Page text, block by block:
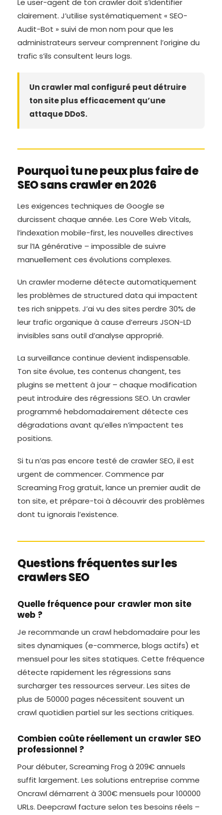
Le user-agent de ton crawler doit s’identifier
clairement. J’utilise systématiquement « SEO-
Audit-Bot » suivi de mon nom pour que les
administrateurs serveur comprennent l’origine du
trafic s’ils consultent leurs logs.
Un crawler mal configuré peut détruire
ton site plus efficacement qu’une
attaque DDoS.
Pourquoi tu ne peux plus faire de
SEO sans crawler en 2026
Les exigences techniques de Google se
durcissent chaque année. Les Core Web Vitals,
l’indexation mobile-first, les nouvelles directives
sur l’IA générative – impossible de suivre
manuellement ces évolutions complexes.
Un crawler moderne détecte automatiquement
les problèmes de structured data qui impactent
tes rich snippets. J’ai vu des sites perdre 30% de
leur trafic organique à cause d’erreurs JSON-LD
invisibles sans outil d’analyse approprié.
La surveillance continue devient indispensable.
Ton site évolue, tes contenus changent, tes
plugins se mettent à jour – chaque modification
peut introduire des régressions SEO. Un crawler
programmé hebdomadairement détecte ces
dégradations avant qu’elles n’impactent tes
positions.
Si tu n’as pas encore testé de crawler SEO, il est
urgent de commencer. Commence par
Screaming Frog gratuit, lance un premier audit de
ton site, et prépare-toi à découvrir des problèmes
dont tu ignorais l’existence.
Questions fréquentes sur les
crawlers SEO
Quelle fréquence pour crawler mon site
web ?
Je recommande un crawl hebdomadaire pour les
sites dynamiques (e-commerce, blogs actifs) et
mensuel pour les sites statiques. Cette fréquence
détecte rapidement les régressions sans
surcharger tes ressources serveur. Les sites de
plus de 50000 pages nécessitent souvent un
crawl quotidien partiel sur les sections critiques.
Combien coûte réellement un crawler SEO
professionnel ?
Pour débuter, Screaming Frog à 209€ annuels
suffit largement. Les solutions entreprise comme
Oncrawl démarrent à 300€ mensuels pour 100000
URLs. Deepcrawl facture selon tes besoins réels –